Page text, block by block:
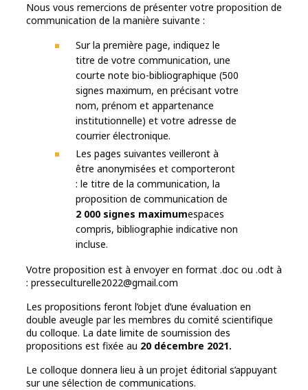
Nous vous remercions de présenter votre proposition de
communication de la manière suivante :
Sur la première page, indiquez le
titre de votre communication, une
courte note bio-bibliographique (500
signes maximum, en précisant votre
nom, prénom et appartenance
institutionnelle) et votre adresse de
courrier électronique.
Les pages suivantes veilleront à
être anonymisées et comporteront
: le titre de la communication, la
proposition de communication de
2 000 signes maximumespaces
compris, bibliographie indicative non
incluse.
Votre proposition est à envoyer en format .doc ou .odt à
: presseculturelle2022@gmail.com
Les propositions feront l’objet d’une évaluation en
double aveugle par les membres du comité scientifique
du colloque. La date limite de soumission des
propositions est fixée au 20 décembre 2021.
Le colloque donnera lieu à un projet éditorial s’appuyant
sur une sélection de communications.